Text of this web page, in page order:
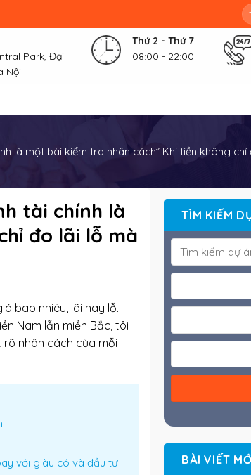
Tìm
Park, Đại
Nội
Thứ 2 - Thứ 7
08:00 - 22:00
là một bài kiểm tra nhân cách” Khi tiền không
tài chính là
đo lãi lỗ mà
bao nhiêu, lãi hay lỗ.
Nam lẫn miền Bắc, tôi
nhân cách của mỗi
với giàu có và đầu tư
TÌM KIẾM
BÀI VIẾT